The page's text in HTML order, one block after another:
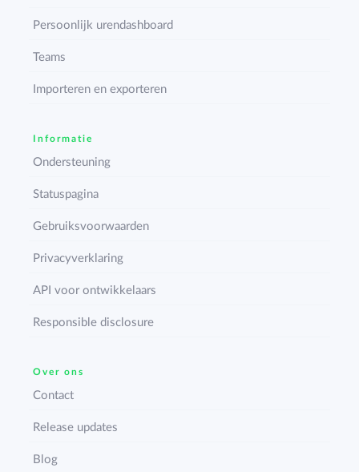
Persoonlijk urendashboard
Teams
Importeren en exporteren
Informatie
Ondersteuning
Statuspagina
Gebruiksvoorwaarden
Privacyverklaring
API voor ontwikkelaars
Responsible disclosure
Over ons
Contact
Release updates
Blog